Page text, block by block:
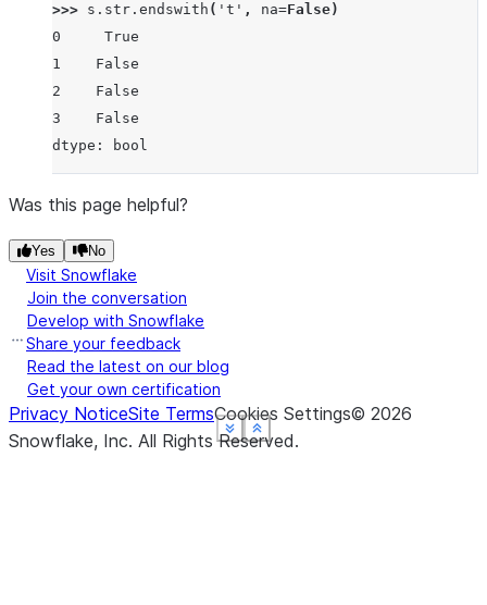
Show less
See more
Show less
See more
Show less
See more
>>> s . str . endswith ( 't' , na=False)
0     True
1    False
2    False
3    False
dtype: bool
Show less
See more
Was this page helpful?
Yes No
Visit Snowflake
Join the conversation
Develop with Snowflake
Share your feedback
Read the latest on our blog
Get your own certification
Privacy NoticeSite TermsCookies Settings© 2026
Snowflake, Inc. All Rights Reserved.